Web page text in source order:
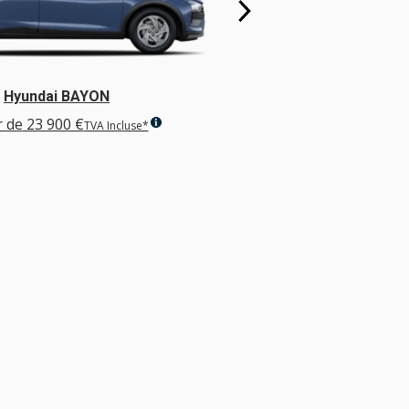
Hyundai BAYON
de 23 900 €TVA Incluse*